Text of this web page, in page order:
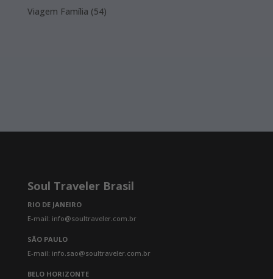
products
Viagem Família 5454
Soul Traveler Brasil
RIO DE JANEIRO
E-mail: info@soultraveler.com.br
SÃO PAULO
E-mail: info.sao@soultraveler.com.br
BELO HORIZONTE